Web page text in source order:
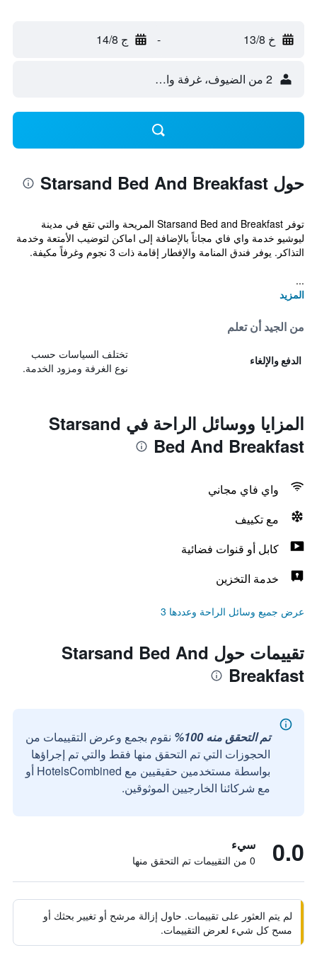
خ 13/8 - ج 14/8
2 من الضيوف، غرفة واحدة
حول Starsand Bed And Breakfast
توفر Starsand Bed and Breakfast المريحة والتي تقع في مدينة
ليوشيو خدمة واي فاي مجاناً بالإضافة إلى اماكن لتوضيب الأمتعة وخدمة
التذاكر. يوفر فندق المنامة والإفطار إقامة ذات 3 نجوم وغرفاً مكيفة.
...
المزيد
من الجيد أن تعلم
الدفع والإلغاء
تختلف السياسات حسب
نوع الغرفة ومزود الخدمة.
المزايا ووسائل الراحة في Starsand
Bed And Breakfast
واي فاي مجاني
مع تكييف
كابل أو قنوات فضائية
خدمة التخزين
عرض جميع وسائل الراحة وعددها 3
تقييمات حول Starsand Bed And
Breakfast
تم التحقق منه 100%
نقوم بجمع وعرض التقييمات من
الحجوزات التي تم التحقق منها فقط والتي تم إجراؤها
بواسطة مستخدمين حقيقيين مع HotelsCombined أو
مع شركائنا الخارجيين الموثوقين.
0.0 سيء
0 من التقييمات تم التحقق منها
لم يتم العثور على تقييمات. حاول إزالة مرشح أو تغيير بحثك أو
مسح كل شيء لعرض التقييمات.